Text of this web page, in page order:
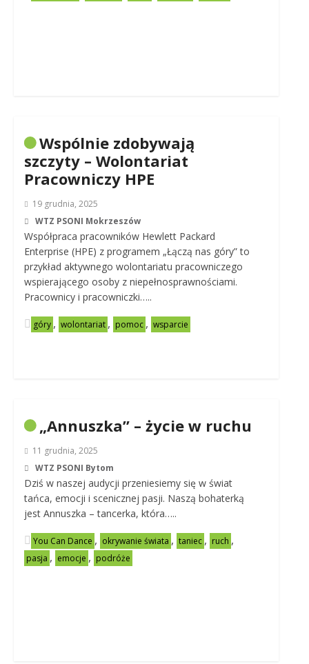
Wspólnie zdobywają
szczyty – Wolontariat
Pracowniczy HPE
19 grudnia, 2025
WTZ PSONI Mokrzeszów
Współpraca pracowników Hewlett Packard
Enterprise (HPE) z programem „Łączą nas góry” to
przykład aktywnego wolontariatu pracowniczego
wspierającego osoby z niepełnosprawnościami.
Pracownicy i pracowniczki…..
góry , wolontariat , pomoc , wsparcie
„Annuszka” – życie w ruchu
11 grudnia, 2025
WTZ PSONI Bytom
Dziś w naszej audycji przeniesiemy się w świat
tańca, emocji i scenicznej pasji. Naszą bohaterką
jest Annuszka – tancerka, która…..
You Can Dance , okrywanie świata , taniec , ruch ,
pasja , emocje , podróże